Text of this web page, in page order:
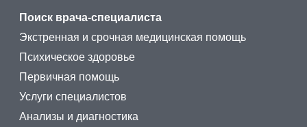
Поиск врача-специалиста
Экстренная и срочная медицинская помощь
Психическое здоровье
Первичная помощь
Услуги специалистов
Анализы и диагностика